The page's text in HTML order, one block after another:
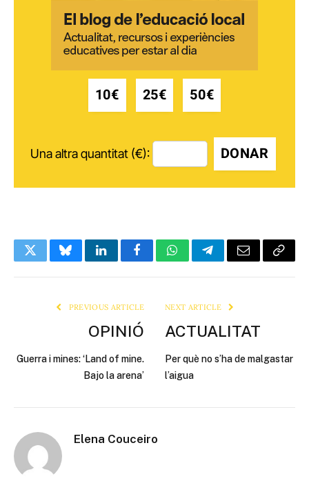
10€ 25€ 50€
Una altra quantitat (€): DONAR
TwitterBlueskyLinkedInFacebookWhatsAppTelegramEmail Copy
PREVIOUS ARTICLE
OPINIÓ
Guerra i mines: ‘Land of mine.
Bajo la arena’
NEXT ARTICLE
ACTUALITAT
Per què no s’ha de malgastar
l’aigua
Elena Couceiro